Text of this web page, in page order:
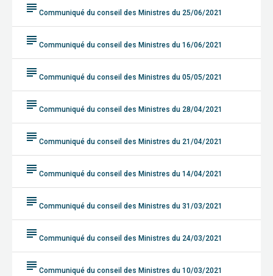
subject Communiqué du conseil des Ministres du 25/06/2021
subject Communiqué du conseil des Ministres du 16/06/2021
subject Communiqué du conseil des Ministres du 05/05/2021
subject Communiqué du conseil des Ministres du 28/04/2021
subject Communiqué du conseil des Ministres du 21/04/2021
subject Communiqué du conseil des Ministres du 14/04/2021
subject Communiqué du conseil des Ministres du 31/03/2021
subject Communiqué du conseil des Ministres du 24/03/2021
subject Communiqué du conseil des Ministres du 10/03/2021